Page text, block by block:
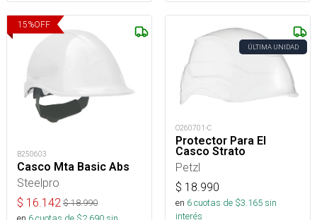
15%OFF
B250603
Casco Mta Basic Abs
Steelpro
$ 16.142 $18.990
ÚLTIMA UNIDAD
O260701-C
Protector Para El
Casco Strato
Petzl
$ 18.990
en 6cuotas de $3.165sin
interés